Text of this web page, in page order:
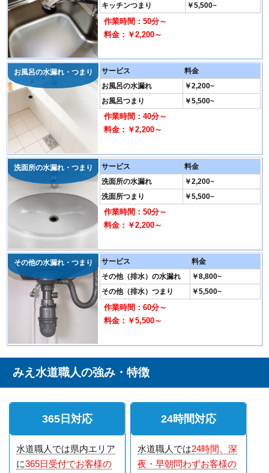
キッチンつまり
￥5,500~
作業時間：50分～
料金：￥2,200～
お風呂の水漏れ・つまり サービス
料金
お風呂の水漏れ
￥2,200~
お風呂つまり
￥5,500~
作業時間：40分～
料金：￥2,200～
洗面所の水漏れ・つまり サービス
料金
洗面所の水漏れ
￥2,200~
洗面所つまり
￥5,500~
作業時間：50分～
料金：￥2,200～
その他の水漏れ・つまり サービス
料金
その他（排水）の水漏れ
￥8,800~
その他（排水）つまり
￥5,500~
作業時間：60分～
料金：￥5,500～
みえ水道職人の強み・特徴
365日対応
水道職人では県内エリア
に365日受付でお客様の
24時間対応
水道職人では24時間、深
夜・早朝問わずお客様の